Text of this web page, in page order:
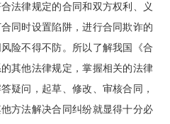
法律规定的合同和双方权利、义
同时设置陷阱，进行合同欺诈的
险不得不防。所以了解我国《合
其他法律规定，掌握相关的法律
疑问，起草、修改、审核合同，
方法解决合同纠纷就显得十分必